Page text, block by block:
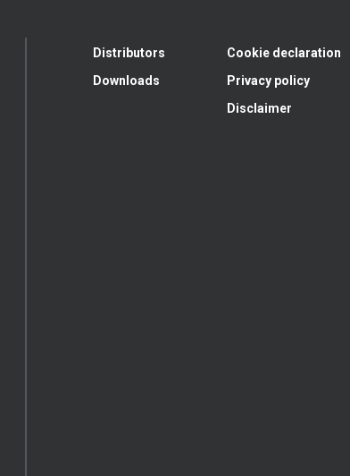
Distributors
Downloads
Cookie declaration
Privacy policy
Disclaimer